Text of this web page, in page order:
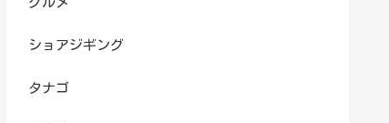
ショアジギング
タナゴ